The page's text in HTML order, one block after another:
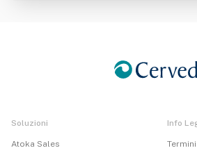
Soluzioni
Atoka Sales
Info